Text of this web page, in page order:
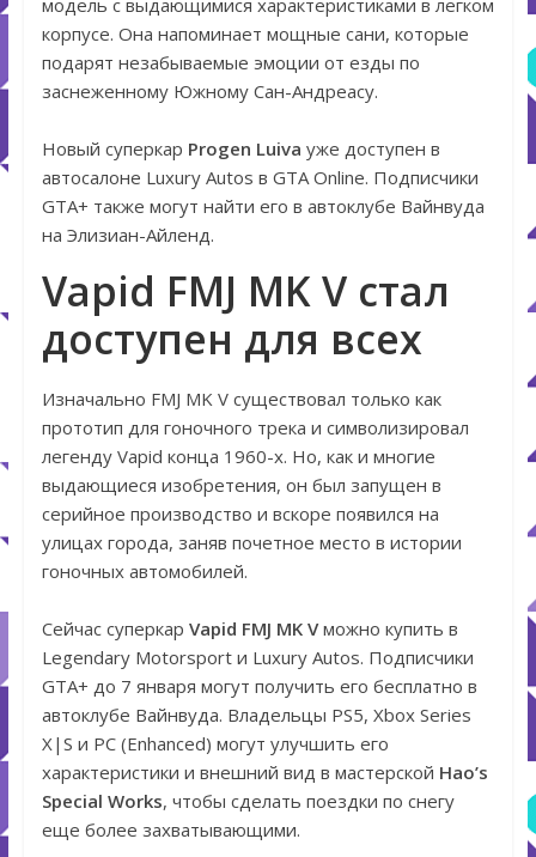
модель с выдающимися характеристиками в легком
корпусе. Она напоминает мощные сани, которые
подарят незабываемые эмоции от езды по
заснеженному Южному Сан-Андреасу.
Новый суперкар Progen Luiva уже доступен в
автосалоне Luxury Autos в GTA Online. Подписчики
GTA+ также могут найти его в автоклубе Вайнвуда
на Элизиан-Айленд.
Vapid FMJ MK V стал
доступен для всех
Изначально FMJ MK V существовал только как
прототип для гоночного трека и символизировал
легенду Vapid конца 1960-х. Но, как и многие
выдающиеся изобретения, он был запущен в
серийное производство и вскоре появился на
улицах города, заняв почетное место в истории
гоночных автомобилей.
Сейчас суперкар Vapid FMJ MK Vможно купить в
Legendary Motorsport и Luxury Autos. Подписчики
GTA+ до 7 января могут получить его бесплатно в
автоклубе Вайнвуда. Владельцы PS5, Xbox Series
X|S и PC (Enhanced) могут улучшить его
характеристики и внешний вид в мастерской Hao’s
Special Works, чтобы сделать поездки по снегу
еще более захватывающими.